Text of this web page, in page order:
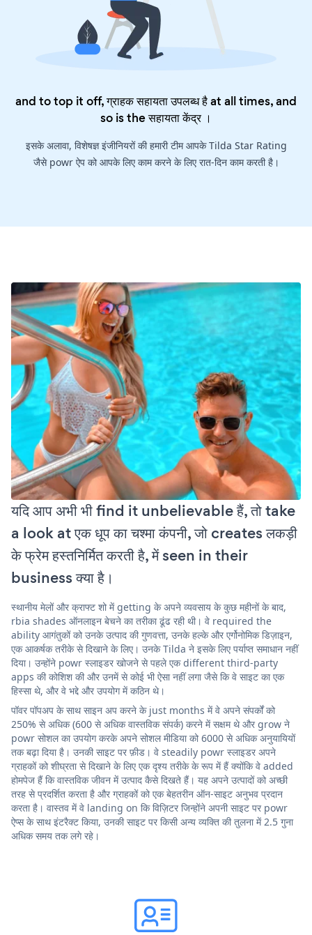
and to top it off, ग्राहक सहायता उपलब्ध है at all times, and
so is theसहायता केंद्र।
इसके अलावा, विशेषज्ञ इंजीनियरों की हमारी टीम आपके Tilda Star Rating
जैसे powr ऐप को आपके लिए काम करने के लिए रात-दिन काम करती है।
यदि आप अभी भी find it unbelievable हैं, तो take
a look at एक धूप का चश्मा कंपनी, जो creates लकड़ी
के फ्रेम हस्तनिर्मित करती है, में seen in their
business क्या है।
स्थानीय मेलों और क्राफ्ट शो में getting के अपने व्यवसाय के कुछ महीनों के बाद,
rbia shades ऑनलाइन बेचने का तरीका ढूंढ रही थी। वे required the
ability आगंतुकों को उनके उत्पाद की गुणवत्ता, उनके हल्के और एर्गोनोमिक डिज़ाइन,
एक आकर्षक तरीके से दिखाने के लिए। उनके Tilda ने इसके लिए पर्याप्त समाधान नहीं
दिया। उन्होंने powr स्लाइडर खोजने से पहले एक different third-party
apps की कोशिश की और उनमें से कोई भी ऐसा नहीं लगा जैसे कि वे साइट का एक
हिस्सा थे, और वे भद्दे और उपयोग में कठिन थे।
पॉवर पॉपअप के साथ साइन अप करने के just months में वे अपने संपर्कों को
250% से अधिक (600 से अधिक वास्तविक संपर्क) करने में सक्षम थे और grow ने
powr सोशल का उपयोग करके अपने सोशल मीडिया को 6000 से अधिक अनुयायियों
तक बढ़ा दिया है। उनकी साइट पर फ़ीड। वे steadily powr स्लाइडर अपने
ग्राहकों को शीघ्रता से दिखाने के लिए एक दृश्य तरीके के रूप में हैं क्योंकि वे added
होमपेज हैं कि वास्तविक जीवन में उत्पाद कैसे दिखते हैं। यह अपने उत्पादों को अच्छी
तरह से प्रदर्शित करता है और ग्राहकों को एक बेहतरीन ऑन-साइट अनुभव प्रदान
करता है। वास्तव में वे landing on कि विज़िटर जिन्होंने अपनी साइट पर powr
ऐप्स के साथ इंटरैक्ट किया, उनकी साइट पर किसी अन्य व्यक्ति की तुलना में 2.5 गुना
अधिक समय तक लगे रहे।